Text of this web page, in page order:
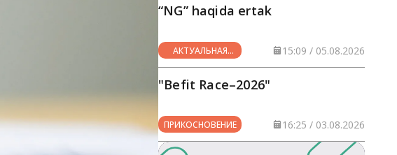
“NG” haqida ertak
АКТУАЛЬНАЯ
ТЕМА
15:09 / 05.08.2026
"Befit Race–2026"
ПРИКОСНОВЕНИЕ 16:25 / 03.08.2026